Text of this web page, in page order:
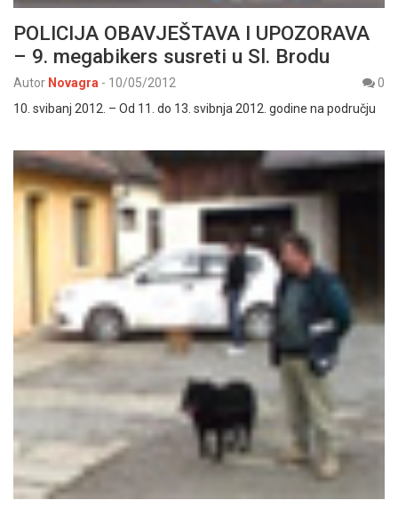
POLICIJA OBAVJEŠTAVA I UPOZORAVA
– 9. megabikers susreti u Sl. Brodu
Autor Novagra - 10/05/2012
0
10. svibanj 2012. – Od 11. do 13. svibnja 2012. godine na području